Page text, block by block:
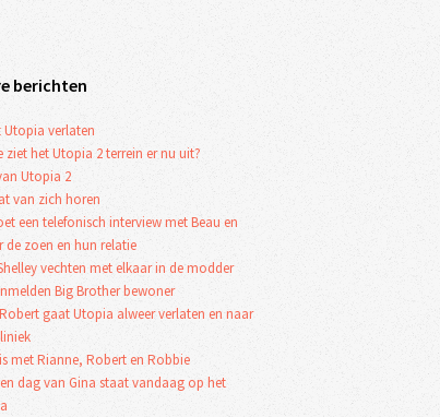
berichten
Utopia verlaten
ziet het Utopia 2 terrein er nu uit?
Utopia 2
van zich horen
een telefonisch interview met Beau en
de zoen en hun relatie
vechten met elkaar in de modder
Big Brother bewoner
gaat Utopia alweer verlaten en naar
met Rianne, Robert en Robbie
dag van Gina staat vandaag op het